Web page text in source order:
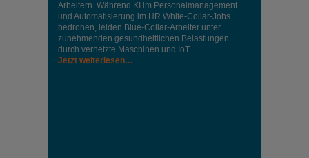
Arbeitern. Während KI im Personalmanagement
und Automatisierung im HR White-Collar-Jobs
bedrohen, leiden Blue-Collar-Arbeiter unter
zunehmenden gesundheitlichen Belastungen
durch vernetzte Maschinen und IoT.
Jetzt weiterlesen…